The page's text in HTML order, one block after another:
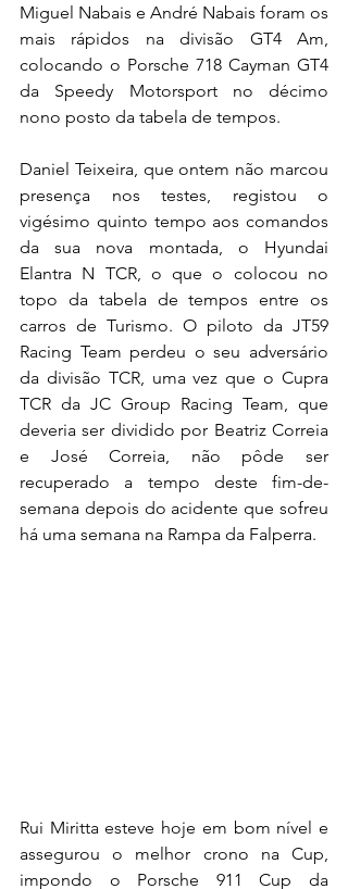
Miguel Nabais e André Nabais foram os
mais rápidos na divisão GT4 Am,
colocando o Porsche 718 Cayman GT4
da Speedy Motorsport no décimo
nono posto da tabela de tempos.
Daniel Teixeira, que ontem não marcou
presença nos testes, registou o
vigésimo quinto tempo aos comandos
da sua nova montada, o Hyundai
Elantra N TCR, o que o colocou no
topo da tabela de tempos entre os
carros de Turismo. O piloto da JT59
Racing Team perdeu o seu adversário
da divisão TCR, uma vez que o Cupra
TCR da JC Group Racing Team, que
deveria ser dividido por Beatriz Correia
e José Correia, não pôde ser
recuperado a tempo deste fim-de-
semana depois do acidente que sofreu
há uma semana na Rampa da Falperra.
Rui Miritta esteve hoje em bom nível e
assegurou o melhor crono na Cup,
impondo o Porsche 911 Cup da